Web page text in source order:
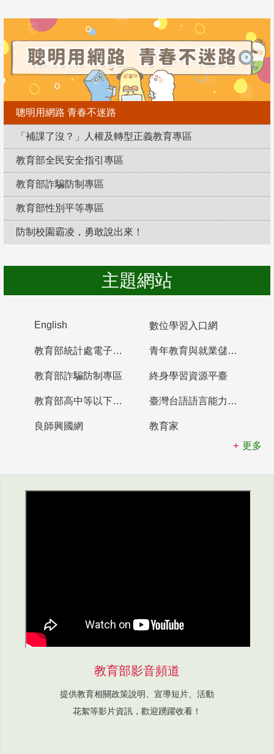
聰明用網路 青春不迷路
「補課了沒？」人權及轉型正義教育專區
教育部全民安全指引專區
教育部詐騙防制專區
教育部性別平等專區
防制校園霸凌，勇敢說出來！
主題網站
English 數位學習入口網
教育部統計處電子書櫃 青年教育與就業儲蓄帳戶
教育部詐騙防制專區 終身學習資源平臺
教育部高中等以下學校及幼兒園教師資格檢定考試 臺灣台語語言能力認證網站
良師興國網
教育家
更多
教育部影音頻道
提供教育相關政策說明、宣導短片、活動
花絮等影片資訊，歡迎踴躍收看！